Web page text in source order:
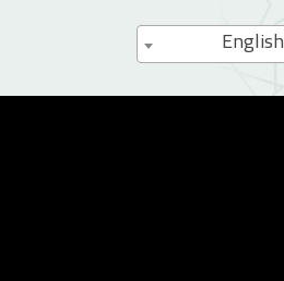
English